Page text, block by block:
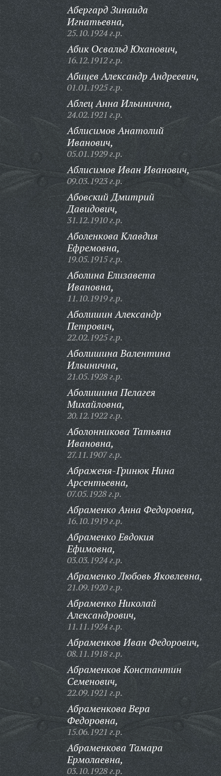
Абергард Зинаида
Игнатьевна,
25.10.1924 г.р.
Абик Освальд Юханович,
16.12.1912 г.р.
Абицев Александр Андреевич,
01.01.1925 г.р.
Аблец Анна Ильинична,
24.02.1921 г.р.
Аблисимов Анатолий
Иванович,
05.01.1929 г.р.
Аблисимов Иван Иванович,
09.03.1923 г.р.
Абовский Дмитрий
Давидович,
31.12.1910 г.р.
Аболенкова Клавдия
Ефремовна,
19.05.1915 г.р.
Аболина Елизавета
Ивановна,
11.10.1919 г.р.
Аболишин Александр
Петрович,
22.02.1925 г.р.
Аболишина Валентина
Ильинична,
21.05.1928 г.р.
Аболишина Пелагея
Михайловна,
20.12.1922 г.р.
Аболонникова Татьяна
Ивановна,
27.11.1907 г.р.
Абраженя-Гринюк Нина
Арсентьевна,
07.05.1928 г.р.
Абраменко Анна Федоровна,
16.10.1919 г.р.
Абраменко Евдокия
Ефимовна,
03.03.1924 г.р.
Абраменко Любовь Яковлевна,
21.09.1920 г.р.
Абраменко Николай
Александрович,
11.11.1924 г.р.
Абраменков Иван Федорович,
08.11.1918 г.р.
Абраменков Константин
Семенович,
22.09.1921 г.р.
Абраменкова Вера
Федоровна,
15.06.1921 г.р.
Абраменкова Тамара
Ермолаевна,
03.10.1928 г.р.